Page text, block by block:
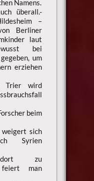
Namens.
überall.-
–
Berliner
laut
bei
um
erziehen
Trier wird
beim
sich
Syrien
dort zu
feiert man